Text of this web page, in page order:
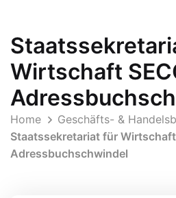
Wirtschaft
Home
Geschäfts- &
Staatssekretariat für
Adressbuchschwindel